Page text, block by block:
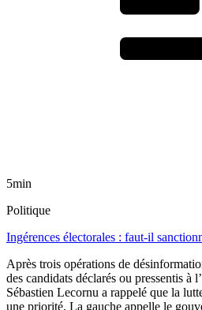
5min
Politique
Ingérences électorales : faut-il
Après trois opérations de
des candidats déclarés ou pressentis à
Sébastien Lecornu a rappelé que la
une priorité. La gauche appelle le